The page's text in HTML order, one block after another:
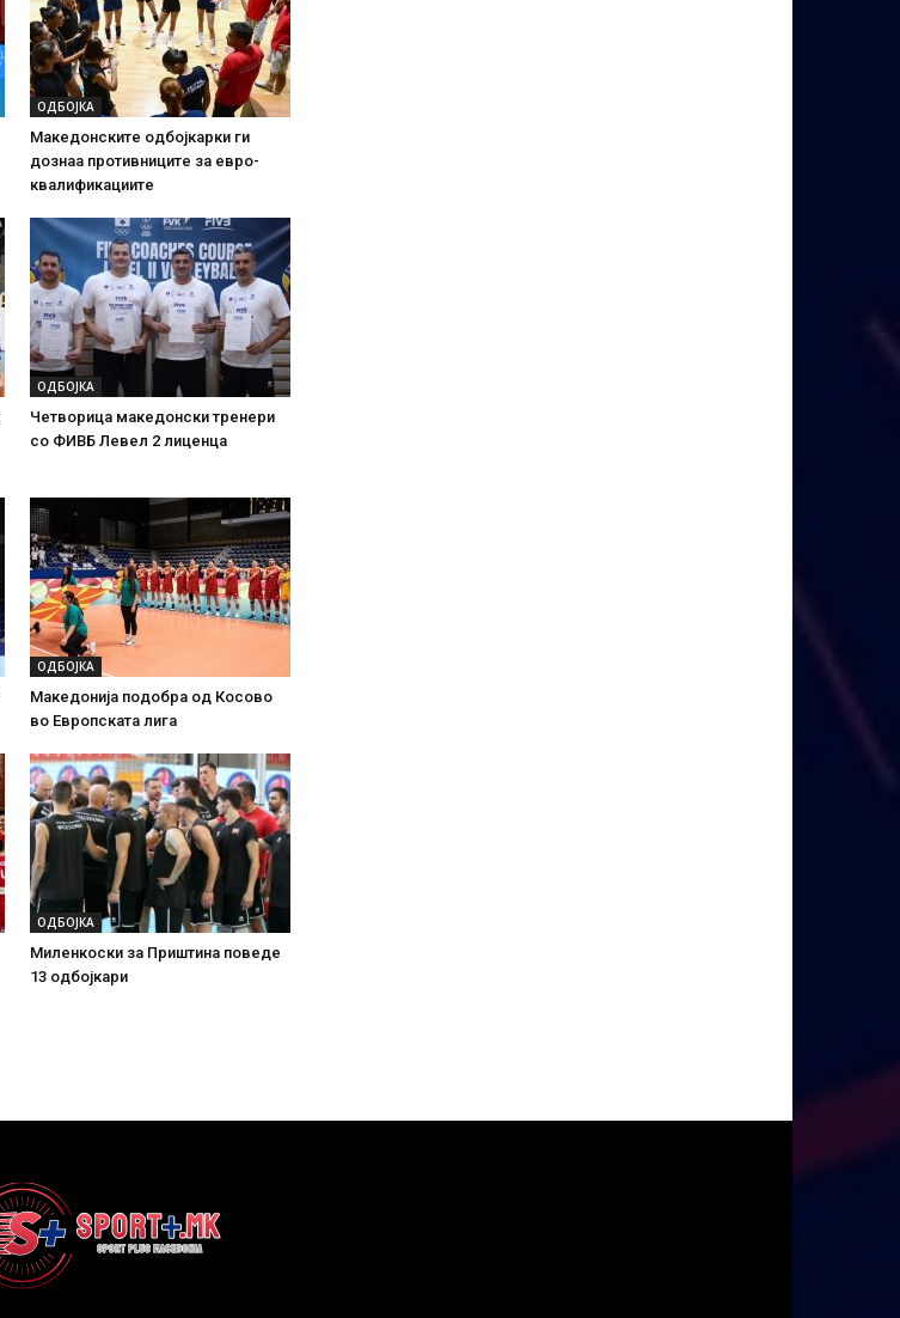
ОДБОЈКА
Македонските одбојкарки ги
дознаа противниците за евро-
квалификациите
ОДБОЈКА
Четворица македонски тренери
со ФИВБ Левел 2 лиценца
ОДБОЈКА
Македонија подобра од Косово
во Европската лига
ОДБОЈКА
Миленкоски за Приштина поведе
13 одбојкари